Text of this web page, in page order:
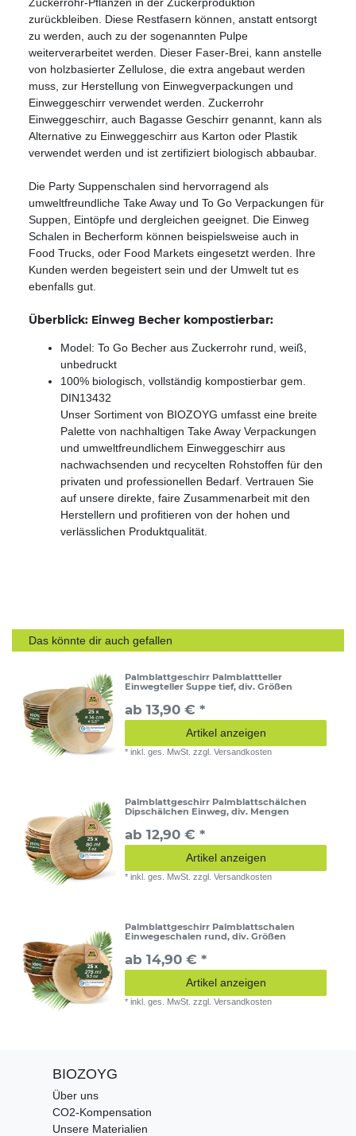
Zuckerrohr-Pflanzen in der Zuckerproduktion
zurückbleiben. Diese Restfasern können, anstatt entsorgt
zu werden, auch zu der sogenannten Pulpe
weiterverarbeitet werden. Dieser Faser-Brei, kann anstelle
von holzbasierter Zellulose, die extra angebaut werden
muss, zur Herstellung von Einwegverpackungen und
Einweggeschirr verwendet werden. Zuckerrohr
Einweggeschirr, auch Bagasse Geschirr genannt, kann als
Alternative zu Einweggeschirr aus Karton oder Plastik
verwendet werden und ist zertifiziert biologisch abbaubar.
Die Party Suppenschalen sind hervorragend als
umweltfreundliche Take Away und To Go Verpackungen für
Suppen, Eintöpfe und dergleichen geeignet. Die Einweg
Schalen in Becherform können beispielsweise auch in
Food Trucks, oder Food Markets eingesetzt werden. Ihre
Kunden werden begeistert sein und der Umwelt tut es
ebenfalls gut.
Überblick: Einweg Becher kompostierbar:
Model: To Go Becher aus Zuckerrohr rund, weiß,
unbedruckt
100% biologisch, vollständig kompostierbar gem.
DIN13432
Unser Sortiment von BIOZOYG umfasst eine breite
Palette von nachhaltigen Take Away Verpackungen
und umweltfreundlichem Einweggeschirr aus
nachwachsenden und recycelten Rohstoffen für den
privaten und professionellen Bedarf. Vertrauen Sie
auf unsere direkte, faire Zusammenarbeit mit den
Herstellern und profitieren von der hohen und
verlässlichen Produktqualität.
Das könnte dir auch gefallen
Palmblattgeschirr Palmblattteller
Einwegteller Suppe tief, div. Größen
ab 13,90 € *
Artikel anzeigen
*inkl. ges. MwSt. zzgl.Versandkosten
Palmblattgeschirr Palmblattschälchen
Dipschälchen Einweg, div. Mengen
ab 12,90 € *
Artikel anzeigen
*inkl. ges. MwSt. zzgl.Versandkosten
Palmblattgeschirr Palmblattschalen
Einwegeschalen rund, div. Größen
ab 14,90 € *
Artikel anzeigen
*inkl. ges. MwSt. zzgl.Versandkosten
BIOZOYG
Über uns
CO2-Kompensation
Unsere Materialien